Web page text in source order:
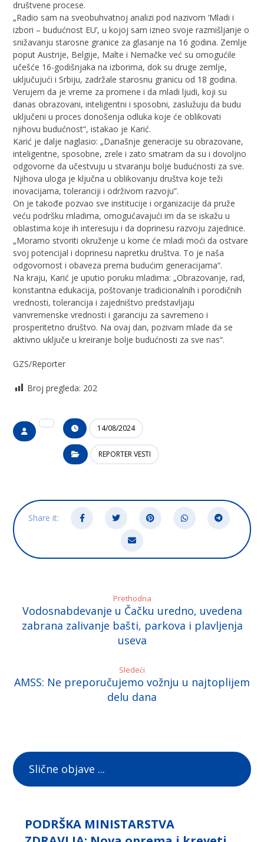
društvene procese.
„Radio sam na sveobuhvatnoj analizi pod nazivom ’Mladi i
izbori – budućnost EU’, u kojoj sam izneo svoje razmišljanje o
snižavanju starosne granice za glasanje na 16 godina. Zemlje
poput Austrije, Belgije, Malte i Nemačke već su omogućile
učešće 16-godišnjaka na izborima, dok su druge zemlje,
uključujući i Srbiju, zadržale starosnu granicu od 18 godina.
Verujem da je vreme za promene i da mladi ljudi, koji su
danas obrazovani, inteligentni i sposobni, zaslužuju da budu
uključeni u proces donošenja odluka koje će oblikovati
njihovu budućnost“, istakao je Karić.
Karić je dalje naglasio: „Današnje generacije su obrazovane,
inteligentne, sposobne, zrele i zato smatram da su i dovoljno
odgovorne da učestvuju u stvaranju bolje budućnosti za sve.
Njihova uloga je ključna u oblikovanju društva koje teži
inovacijama, toleranciji i održivom razvoju”.
On je takođe pozvao sve institucije i organizacije da pruže
veću podršku mladima, omogućavajući im da se iskažu u
oblastima koje ih interesuju i da doprinesu razvoju zajednice.
„Moramo stvoriti okruženje u kome će mladi moći da ostvare
svoj potencijal i doprinesu napretku društva. To je naša
odgovornost i obaveza prema budućim generacijama“.
Na kraju, Karić je uputio poruku mladima: „Obrazovanje, rad,
konstantna edukacija, poštovanje tradicionalnih i porodičnih
vrednosti, tolerancija i zajedništvo predstavljaju
vanvremenske vrednosti i garanciju za savremeno i
prosperitetno društvo. Na ovaj dan, pozivam mlade da se
aktivno uključe u kreiranje bolje budućnosti za sve nas“.
GZS/Reporter
Broj pregleda: 202
14/08/2024
REPORTER VESTI
Prethodna
Vodosnabdevanje u Čačku uredno, uvedena
zabrana zalivanje bašti, parkova i plavljenja
useva
Sledeći
AMSS: Ne preporučujemo vožnju u najtoplijem
delu dana
Slične objave ...
PODRŠKA MINISTARSTVA